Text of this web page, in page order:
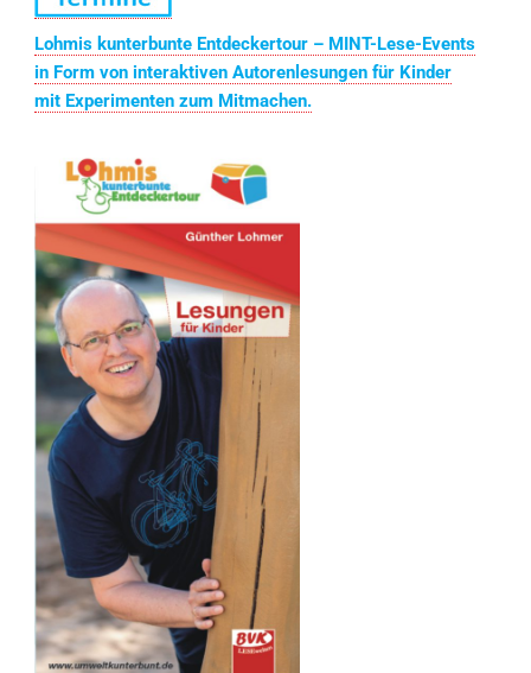
Lohmis kunterbunte Entdeckertour – MINT-Lese-Events
in Form von interaktiven Autorenlesungen für Kinder
mit Experimenten zum Mitmachen.